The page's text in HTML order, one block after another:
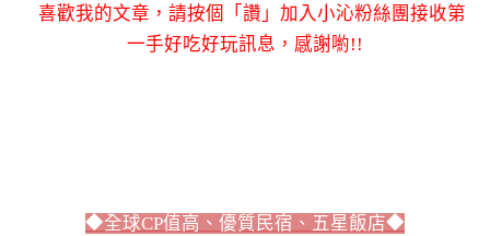
喜歡我的文章，請按個「讚」加入小沁粉絲團接收第
一手好吃好玩訊息，感謝喲!!
◆全球CP值高、優質民宿、五星飯店◆